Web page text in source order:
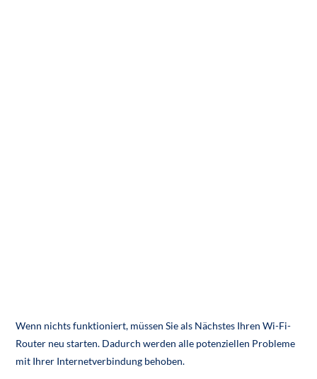
Wenn nichts funktioniert, müssen Sie als Nächstes Ihren Wi-Fi-
Router neu starten. Dadurch werden alle potenziellen Probleme
mit Ihrer Internetverbindung behoben.